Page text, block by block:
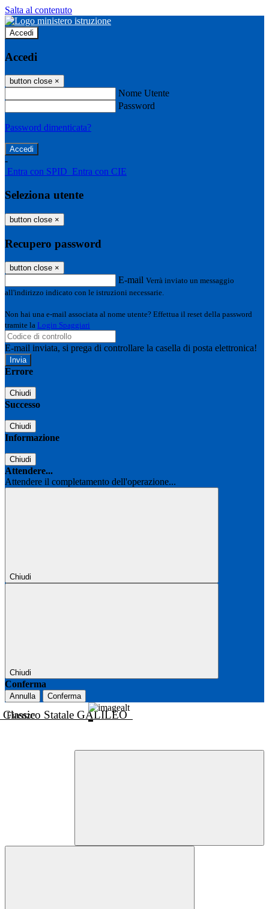
Salta al contenuto
Accedi
Accedi
button close ×
Nome Utente
Password
Password dimenticata?
-
Entra con SPID Entra con CIE
Seleziona utente
button close ×
Recupero password
button close ×
E-mail Verrà inviato un messaggio
all'indirizzo indicato con le istruzioni necessarie.
Non hai una e-mail associata al nome utente? Effettua il reset della password
tramite la Login Spaggiari
E-mail inviata, si prega di controllare la casella di posta elettronica!
Errore
Chiudi
Successo
Chiudi
Informazione
Chiudi
Attendere...
Attendere il completamento dell'operazione...
Chiudi
Chiudi
Conferma
Annulla Conferma
Classico Statale GALILEO
Firenze